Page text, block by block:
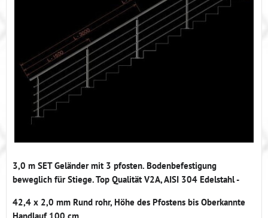
3,0 m SET Geländer mit 3 pfosten. Bodenbefestigung
beweglich für Stiege. Top Qualität V2A, AISI 304 Edelstahl -
42,4 x 2,0 mm Rund rohr, Höhe des Pfostens bis Oberkannte
Handlauf 100 cm